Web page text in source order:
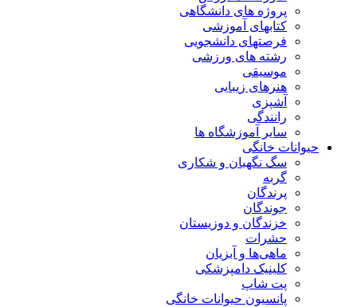
پروژه های دانشگاهی
کتابهای آموزشی
فرصتهای دانشجویی
رشته های ورزشی
موسیقی
هنرهای زیبایی
آشپزی
رانندگی
سایر آموزشگاه ها
حیوانات خانگی
سگ نگهبان و شکاری
گربه
پرندگان
جوندگان
خزندگان و دوزیستان
حشرات
ماهی‌ها و آبزیان
کلینیک دامپزشکی
پت شاپ
پانسیون حیوانات خانگی